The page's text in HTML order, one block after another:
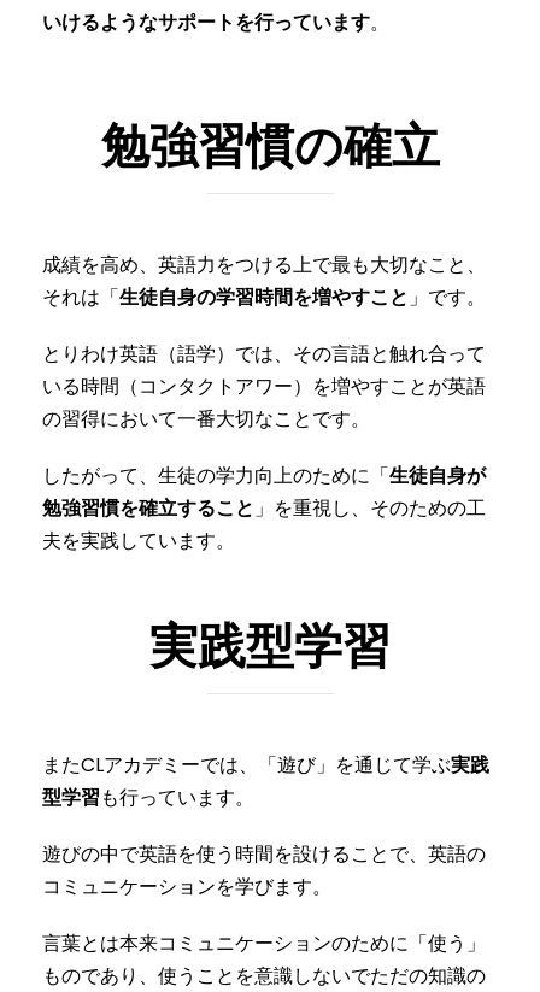
いけるようなサポートを行っています。
勉強習慣の確立
成績を高め、英語力をつける上で最も大切なこと、
それは「生徒自身の学習時間を増やすこと」です。
とりわけ英語（語学）では、その言語と触れ合って
いる時間（コンタクトアワー）を増やすことが英語
の習得において一番大切なことです。
したがって、生徒の学力向上のために「生徒自身が
勉強習慣を確立すること」を重視し、そのための工
夫を実践しています。
実践型学習
またCLアカデミーでは、「遊び」を通じて学ぶ実践
型学習も行っています。
遊びの中で英語を使う時間を設けることで、英語の
コミュニケーションを学びます。
言葉とは本来コミュニケーションのために「使う」
ものであり、使うことを意識しないでただの知識の